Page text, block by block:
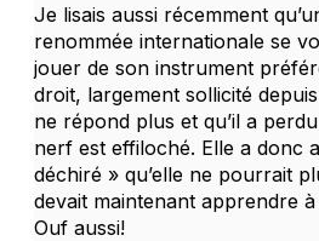
Je lisais aussi récemment
renommée internationale se
jouer de son instrument
droit, largement sollicité
ne répond plus et qu’il a
nerf est effiloché. Elle a donc
déchiré » qu’elle ne pourrait
devait maintenant apprendre
Ouf aussi!